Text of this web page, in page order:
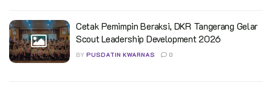
Cetak Pemimpin Beraksi, DKR Tangerang Gelar
Scout Leadership Development 2026
BY PUSDATIN KWARNAS 0